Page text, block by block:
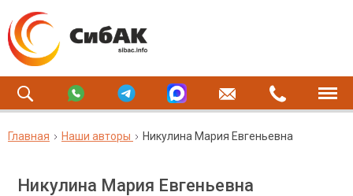
Главная Наши авторы Никулина Мария Евгеньевна
Никулина Мария Евгеньевна